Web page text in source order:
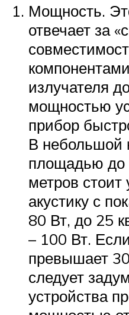
Мощность.
отвечает за
излучателя
мощностью
прибор
В небольшой
площадью до
метров стоит
акустику с
80 Вт, до 25
– 100 Вт.
превышает
следует
устройства